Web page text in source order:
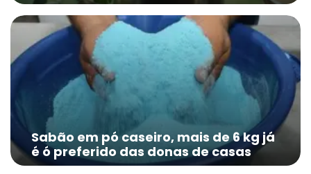
Sabão em pó caseiro, mais de 6 kg já
é ó preferido das donas de casas